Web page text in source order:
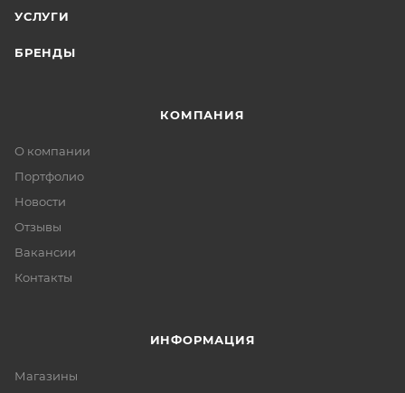
УСЛУГИ
БРЕНДЫ
КОМПАНИЯ
О компании
Портфолио
Новости
Отзывы
Вакансии
Контакты
ИНФОРМАЦИЯ
Магазины